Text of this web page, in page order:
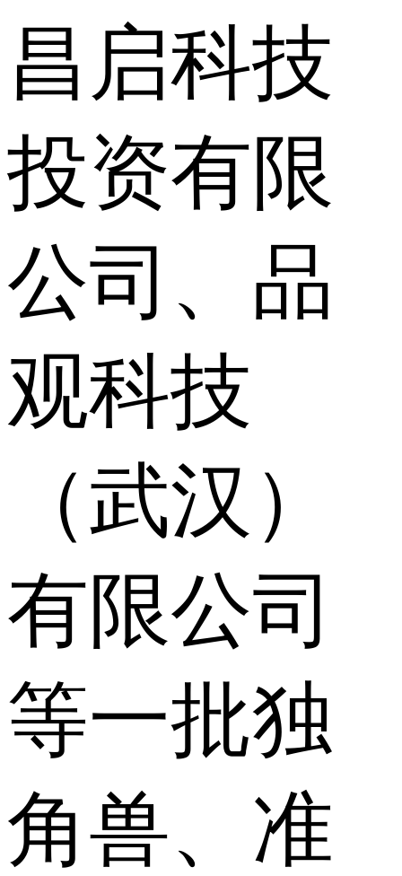
昌启科技
投资有限
公司、品
观科技
（武汉）
有限公司
等一批独
角兽、准